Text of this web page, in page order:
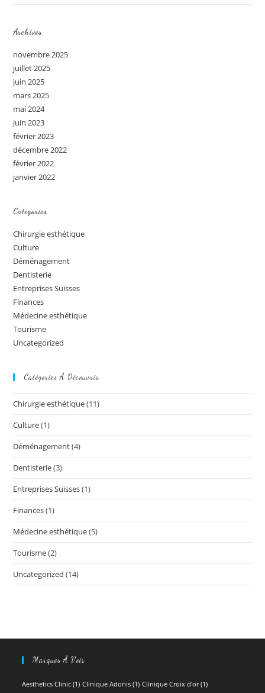
Archives
novembre 2025
juillet 2025
juin 2025
mars 2025
mai 2024
juin 2023
février 2023
décembre 2022
février 2022
janvier 2022
Categories
Chirurgie esthétique
Culture
Déménagement
Dentisterie
Entreprises Suisses
Finances
Médecine esthétique
Tourisme
Uncategorized
Catégories À Découvrir
Chirurgie esthétique(11)
Culture(1)
Déménagement(4)
Dentisterie(3)
Entreprises Suisses(1)
Finances(1)
Médecine esthétique(5)
Tourisme(2)
Uncategorized (14)
Marques À Voir
Aesthetics Clinic (1) Clinique Adonis (1) Clinique Croix d'or(1)